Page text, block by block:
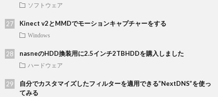
ソフトウェア
Kinect v2とMMDでモーションキャプチャーをする
Windows
nasneのHDD換装用に2.5インチ2TBHDDを購入しました
ハードウェア
自分でカスタマイズしたフィルターを適用できる”NextDNS”を使っ
てみる